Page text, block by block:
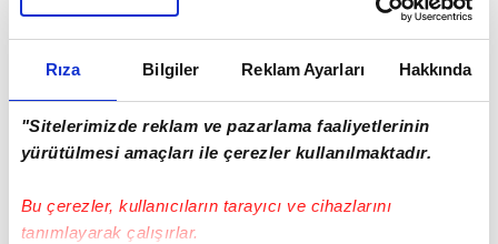
Rıza Bilgiler Reklam Ayarları Hakkında
"Sitelerimizde reklam ve pazarlama faaliyetlerinin
yürütülmesi amaçları ile çerezler kullanılmaktadır.
Bu çerezler, kullanıcıların tarayıcı ve cihazlarını
tanımlayarak çalışırlar.